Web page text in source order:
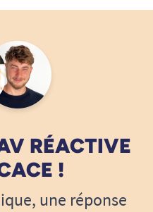
secondes
la commande
sur l’accoudoir
avec le
sont illustrées
RÉACTIVE
!
une réponse